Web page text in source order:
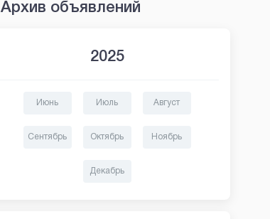
Архив объявлений
2025
Июнь Июль Август
Сентябрь Октябрь Ноябрь
Декабрь